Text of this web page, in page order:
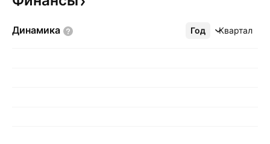
Динамика Год Квартал
Ещё